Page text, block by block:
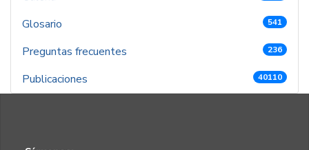
Glosario 541
Preguntas frecuentes 236
Publicaciones 40110